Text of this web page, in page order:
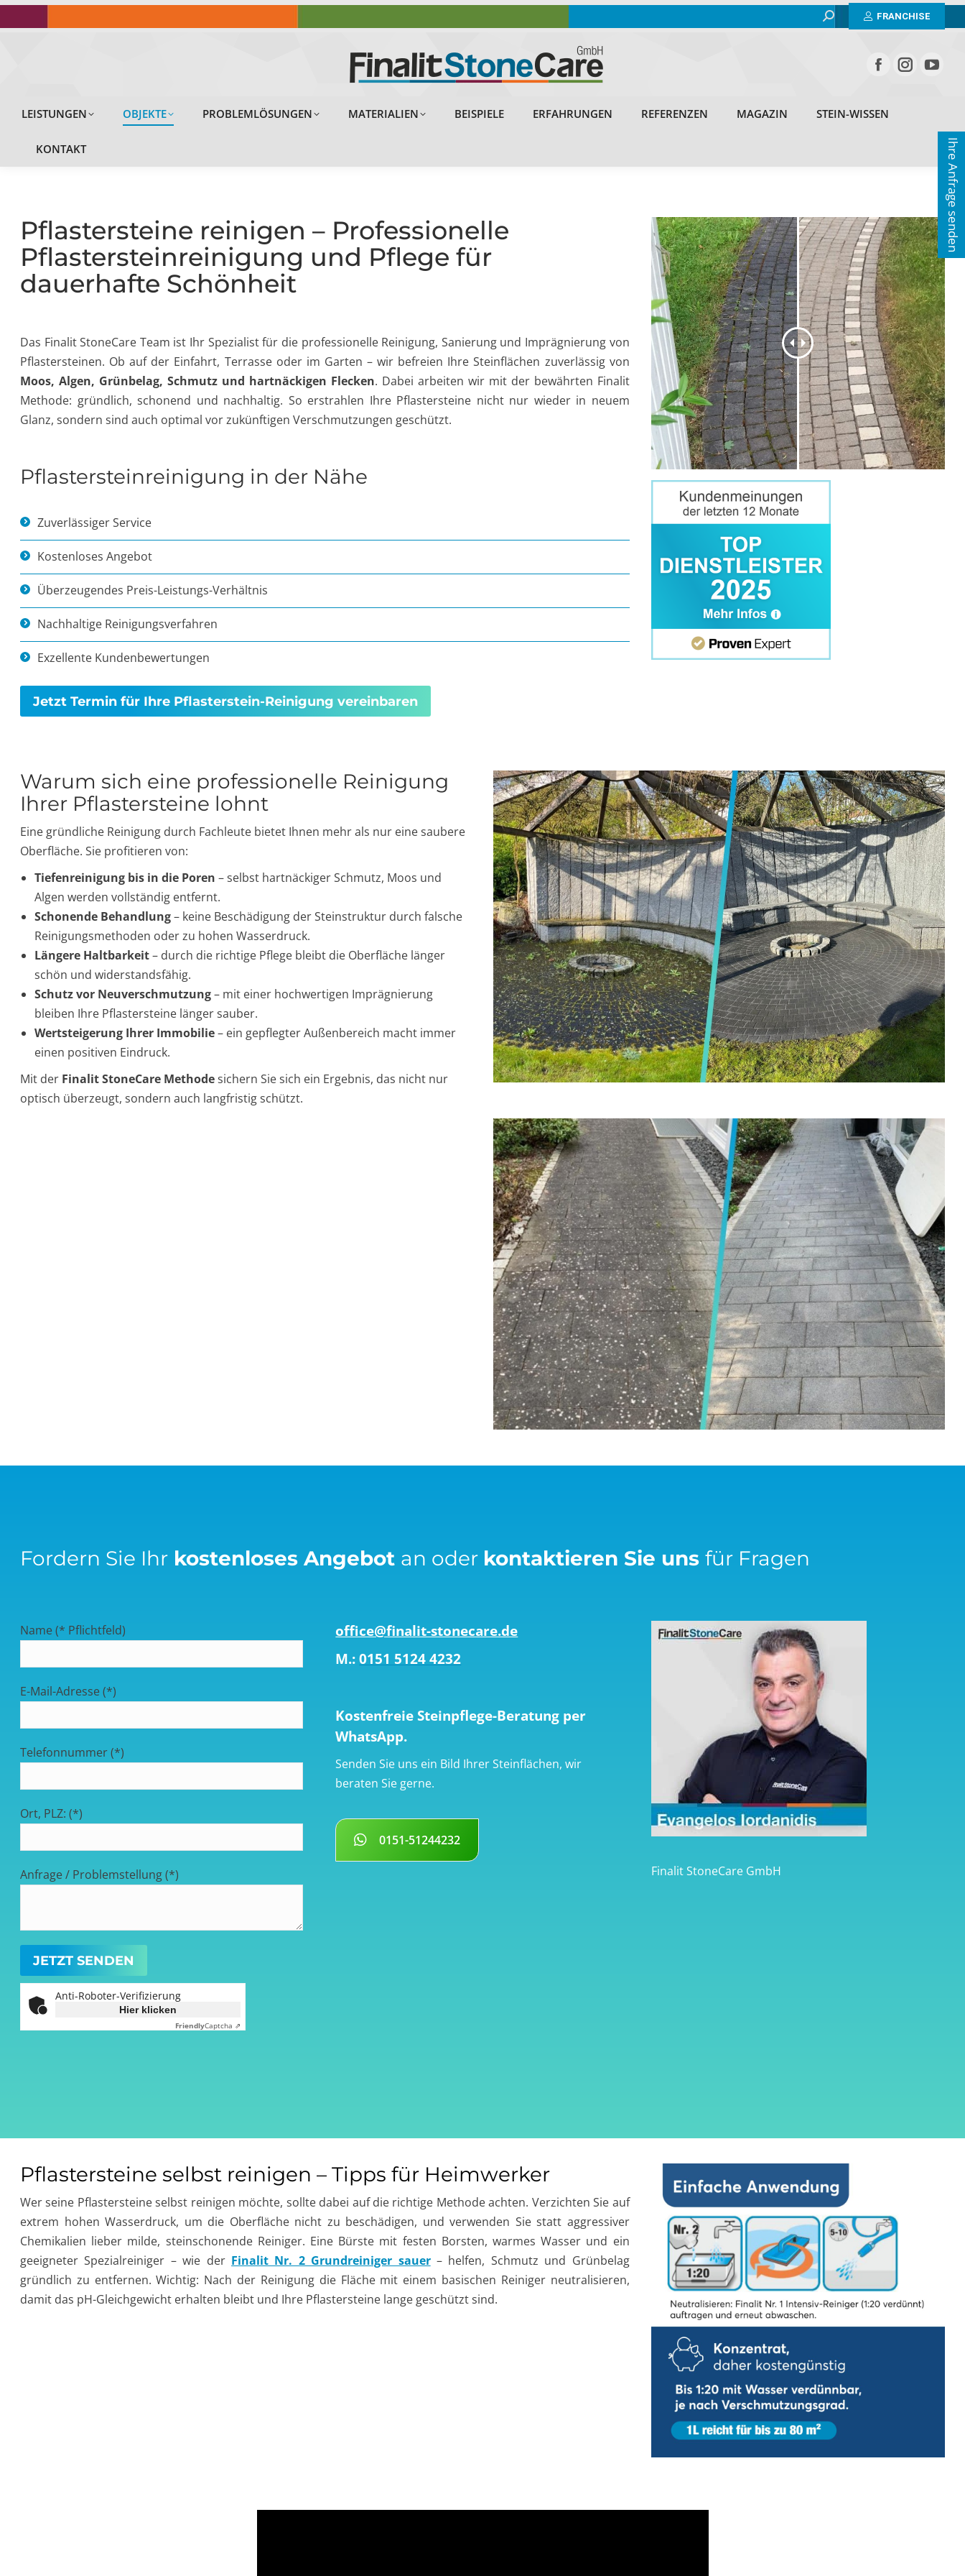
Search: FRANCHISE
LEISTUNGEN OBJEKTE PROBLEMLÖSUNGEN MATERIALIEN BEISPIELE ERFAHRUNGEN REFERENZEN MAGAZIN STEIN-WISSEN
KONTAKT
Pflastersteine reinigen – Professionelle
Pflastersteinreinigung und Pflege für
dauerhafte Schönheit
Das Finalit StoneCare Team ist Ihr Spezialist für die professionelle Reinigung, Sanierung und Imprägnierung von
Pflastersteinen. Ob auf der Einfahrt, Terrasse oder im Garten – wir befreien Ihre Steinflächen zuverlässig von
Moos, Algen, Grünbelag, Schmutz und hartnäckigen Flecken. Dabei arbeiten wir mit der bewährten Finalit
Methode: gründlich, schonend und nachhaltig. So erstrahlen Ihre Pflastersteine nicht nur wieder in neuem
Glanz, sondern sind auch optimal vor zukünftigen Verschmutzungen geschützt.
Pflastersteinreinigung in der Nähe
Zuverlässiger Service
Kostenloses Angebot
Überzeugendes Preis-Leistungs-Verhältnis
Nachhaltige Reinigungsverfahren
Exzellente Kundenbewertungen
Jetzt Termin für Ihre Pflasterstein-Reinigung vereinbaren
Warum sich eine professionelle Reinigung
Ihrer Pflastersteine lohnt
Eine gründliche Reinigung durch Fachleute bietet Ihnen mehr als nur eine saubere
Oberfläche. Sie profitieren von:
Tiefenreinigung bis in die Poren – selbst hartnäckiger Schmutz, Moos und
Algen werden vollständig entfernt.
Schonende Behandlung– keine Beschädigung der Steinstruktur durch falsche
Reinigungsmethoden oder zu hohen Wasserdruck.
Längere Haltbarkeit– durch die richtige Pflege bleibt die Oberfläche länger
schön und widerstandsfähig.
Schutz vor Neuverschmutzung– mit einer hochwertigen Imprägnierung
bleiben Ihre Pflastersteine länger sauber.
Wertsteigerung Ihrer Immobilie– ein gepflegter Außenbereich macht immer
einen positiven Eindruck.
Mit der Finalit StoneCare Methodesichern Sie sich ein Ergebnis, das nicht nur
optisch überzeugt, sondern auch langfristig schützt.
Fordern Sie Ihr kostenloses Angebot an oder kontaktieren Sie uns für Fragen
Name (* Pflichtfeld)
E-Mail-Adresse (*)
Telefonnummer (*)
Ort, PLZ: (*)
Anfrage / Problemstellung (*)
Anti-Roboter-Verifizierung
Hier klicken
FriendlyCaptcha ⇗
office@finalit-stonecare.de
M.:0151 5124 4232
Kostenfreie Steinpflege-Beratung per
WhatsApp.
Senden Sie uns ein Bild Ihrer Steinflächen, wir
beraten Sie gerne.
0151-51244232
Finalit StoneCare GmbH
Pflastersteine selbst reinigen – Tipps für Heimwerker
Wer seine Pflastersteine selbst reinigen möchte, sollte dabei auf die richtige Methode achten. Verzichten Sie auf
extrem hohen Wasserdruck, um die Oberfläche nicht zu beschädigen, und verwenden Sie statt aggressiver
Chemikalien lieber milde, steinschonende Reiniger. Eine Bürste mit festen Borsten, warmes Wasser und ein
geeigneter Spezialreiniger – wie der Finalit Nr. 2 Grundreiniger sauer– helfen, Schmutz und Grünbelag
gründlich zu entfernen. Wichtig: Nach der Reinigung die Fläche mit einem basischen Reiniger neutralisieren,
damit das pH-Gleichgewicht erhalten bleibt und Ihre Pflastersteine lange geschützt sind.
Ihre Anfrage senden
ERFAHRUNGEN REFERENZEN